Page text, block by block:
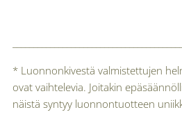
* Luonnonkivestä valmistettujen
ovat vaihtelevia. Joitakin
näistä syntyy luonnontuotteen